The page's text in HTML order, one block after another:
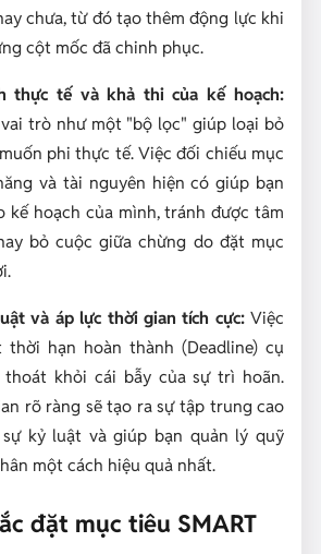
chưa, từ đó tạo thêm động lực khi
cột mốc đã chinh phục.
thực tế và khả thi của kế hoạch:
vai trò như một "bộ lọc" giúp loại bỏ
phi thực tế. Việc đối chiếu mục
và tài nguyên hiện có giúp bạn
kế hoạch của mình, tránh được tâm
bỏ cuộc giữa chừng do đặt mục
và áp lực thời gian tích cực:Việc
hạn hoàn thành (Deadline) cụ
khỏi cái bẫy của sự trì hoãn.
rõ ràng sẽ tạo ra sự tập trung cao
kỷ luật và giúp bạn quản lý quỹ
một cách hiệu quả nhất.
đặt mục tiêu SMART